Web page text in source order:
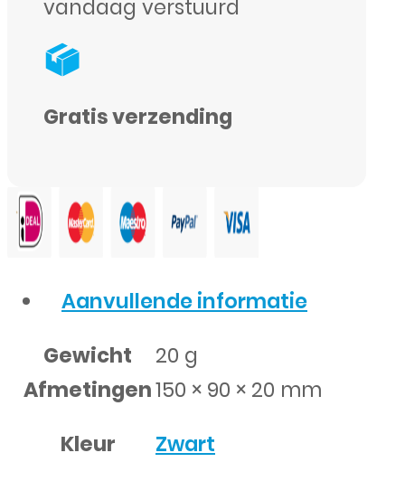
vandaag verstuurd
Gratis verzending
Aanvullende informatie
Gewicht
20 g
Afmetingen150 × 90 × 20 mm
Kleur
Zwart